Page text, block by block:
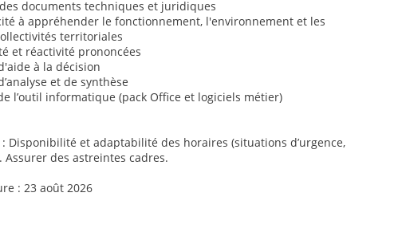
documents techniques et juridiques
à appréhender le fonctionnement, l'environnement et les
territoriales
et réactivité prononcées
à la décision
et de synthèse
l’outil informatique (pack Office et logiciels métier)
Disponibilité et adaptabilité des horaires (situations d’urgence,
des astreintes cadres.
: 23 août 2026